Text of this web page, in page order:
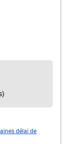
délai de